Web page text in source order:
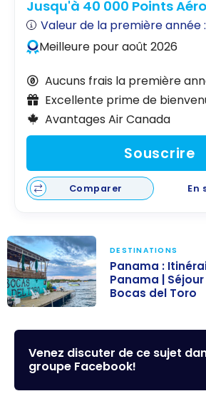
Jusqu'à 40 000 Points
Valeur de la première année
Meilleure pour août 2026
Aucuns frais la première
Excellente prime de
Avantages Air Canada
Souscrire
Comparer En
Itinéraire de 11
jours au
Panama |
Séjour dans la
DESTINATIONS
Panama :
Panama |
Bocas del Toro
Venez discuter de ce sujet
groupe Facebook!